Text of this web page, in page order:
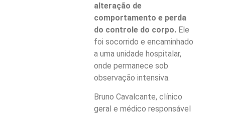
alteração de
comportamento e perda
do controle do corpo.Ele
foi socorrido e encaminhado
a uma unidade hospitalar,
onde permanece sob
observação intensiva.
Bruno Cavalcante, clínico
geral e médico responsável